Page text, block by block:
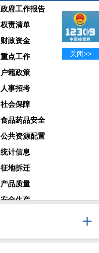
政府工作报告
权责清单
财政资金
重点工作
户籍政策
人事招考
社会保障
食品药品安全
公共资源配置
统计信息
征地拆迁
产品质量
安全生产
关闭>>